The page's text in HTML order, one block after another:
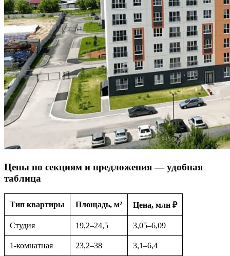
Цены по секциям и предложения — удобная
таблица
Тип квартиры Площадь, м² Цена, млн ₽
Студия 19,2–24,5 3,05–6,09
1-комнатная 23,2–38 3,1–6,4